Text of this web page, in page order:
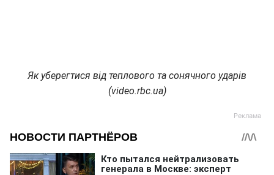
Як уберегтися від теплового та сонячного ударів
(video.rbc.ua)